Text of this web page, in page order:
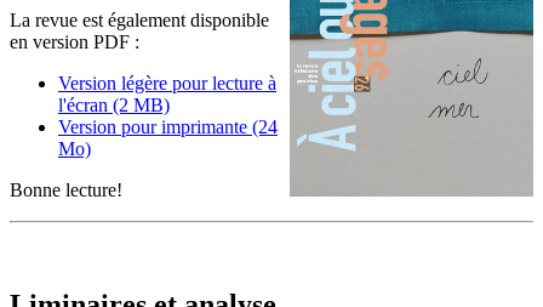
La revue est également disponible
en version PDF :
Version légère pour lecture à
l'écran (2 MB)
Version pour imprimante (24
Mo)
Bonne lecture!